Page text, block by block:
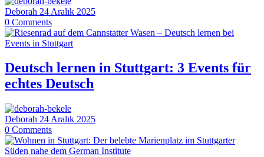
Deborah 24 Aralık 2025
0 Comments
Deutsch lernen in Stuttgart: 3 Events für
echtes Deutsch
Deborah 24 Aralık 2025
0 Comments